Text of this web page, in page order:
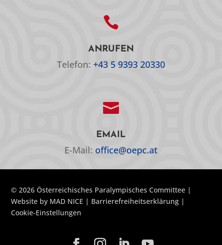

ANRUFEN
Telefon: +43 5 9393 20330

EMAIL
E-Mail: office@oepc.at
© 2026 Österreichisches Paralympisches Committee |
Website by MAD NICE | Barrierefreiheitserklärung |
Cookie-Einstellungen